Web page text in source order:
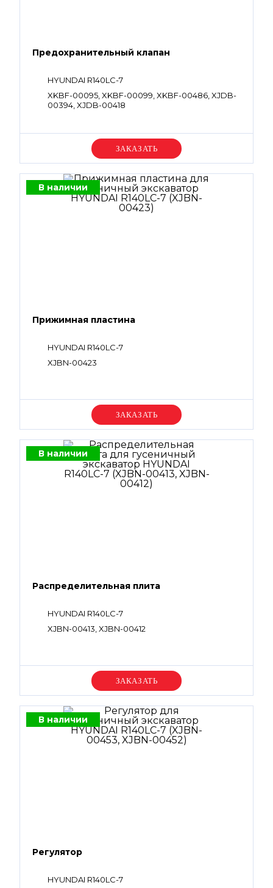
Предохранительный клапан
HYUNDAI R140LC-7
XKBF-00095, XKBF-00099, XKBF-00486, XJDB-
00394, XJDB-00418
Уточняйте цену
В наличии
Прижимная пластина
HYUNDAI R140LC-7
XJBN-00423
Уточняйте цену
В наличии
Распределительная плита
HYUNDAI R140LC-7
XJBN-00413, XJBN-00412
Уточняйте цену
В наличии
Регулятор
HYUNDAI R140LC-7